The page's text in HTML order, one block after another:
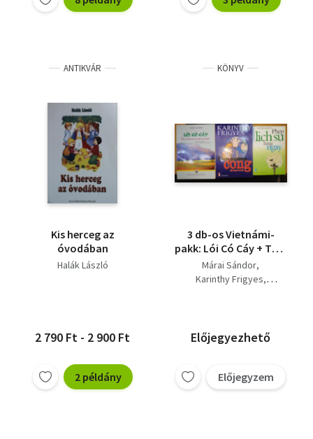
ANTIKVÁR
Kis herceg az
óvodában
Halák László
2 790 Ft - 2 900 Ft
2 példány
KÖNYV
3 db-os Vietnámi-
pakk: Lói Có Cáy + Tám
Guong Cong + Phép
lich su háng ngáy
Márai Sándor
Karinthy Frigyes
Előjegyezhető
Előjegyzem